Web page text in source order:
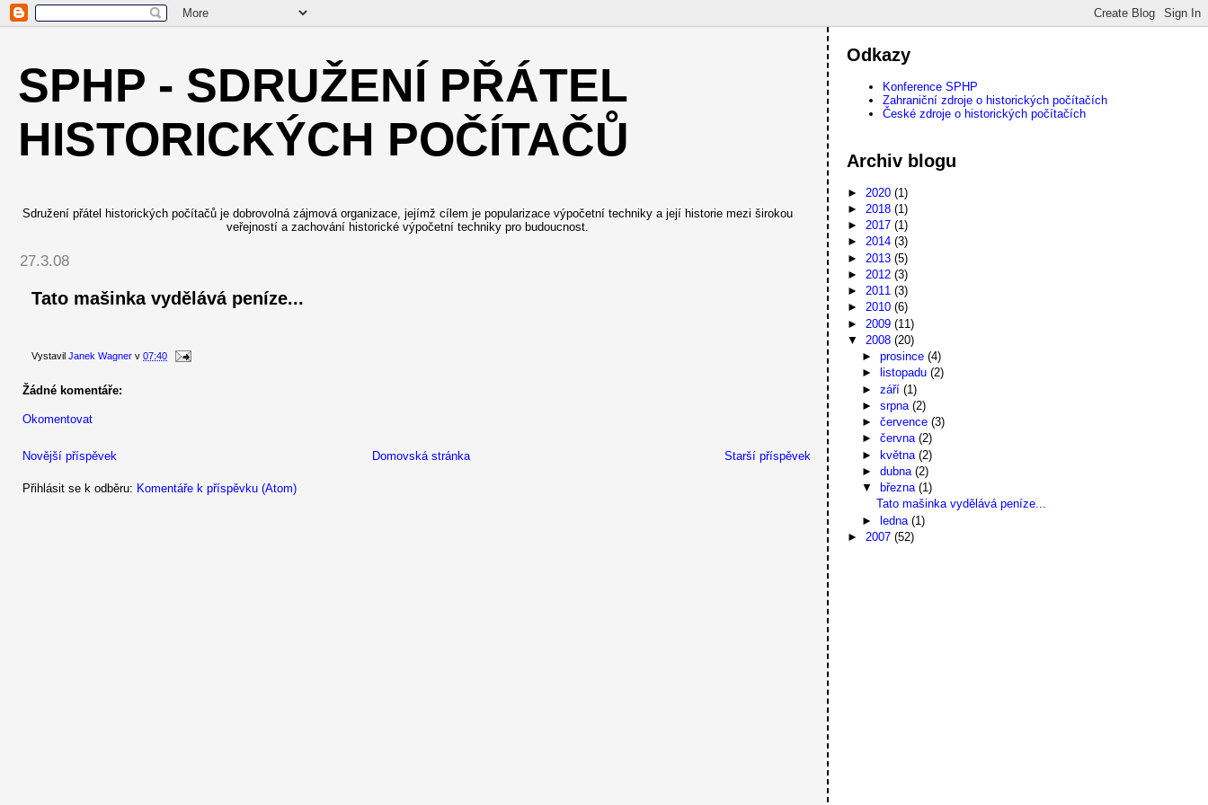
SPHP - SDRUŽENÍ PŘÁTEL
HISTORICKÝCH POČÍTAČŮ
Sdružení přátel historických počítačů je dobrovolná zájmová organizace, jejímž cílem je popularizace výpočetní techniky a její historie mezi širokou
veřejností a zachování historické výpočetní techniky pro budoucnost.
27.3.08
Tato mašinka vydělává peníze...
Vystavil Janek Wagner v 07:40
Žádné komentáře:
Okomentovat
Novější příspěvek Starší příspěvek
Domovská stránka
Přihlásit se k odběru: Komentáře k příspěvku (Atom)
Odkazy
Konference SPHP
Zahraniční zdroje o historických počítačích
České zdroje o historických počítačích
Archiv blogu
► 2020(1)
► 2018(1)
►2017(1)
►2014(3)
► 2013(5)
► 2012(3)
►2011(3)
►2010(6)
► 2009(11)
▼ 2008(20)
► prosince (4)
►
listopadu (2)
► září (1)
► srpna (2)
► července (3)
► června (2)
► května (2)
► dubna (2)
▼
března (1)
Tato mašinka vydělává peníze...
► ledna (1)
► 2007(52)